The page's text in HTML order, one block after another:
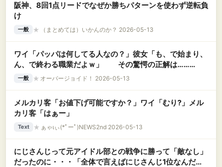
阪神、8回1点リードでなぜか勝ちパターンを使わず逆転負
け
一般 ★ （まとめては）いかんのか？ 2026-05-13
ワイ「パッパは何してる人なの？」彼女「も、で始まり、
ん、で終わる職業だよｗ」 その驚愕の正解は………
一般 ★ オーバージョイド！ 2026-05-13
メルカリ客「お値下げ可能ですか？」ワイ「むり?」メル
カリ客「はぁー」
Text ★ ぁゃιぃ(*ﾟーﾟ)NEWS2nd 2026-05-13
にじさんじって元アイドル部との戦争に勝って「敵なし」
だったのに・・・「全体で言えばにじさんじ1位なんだ